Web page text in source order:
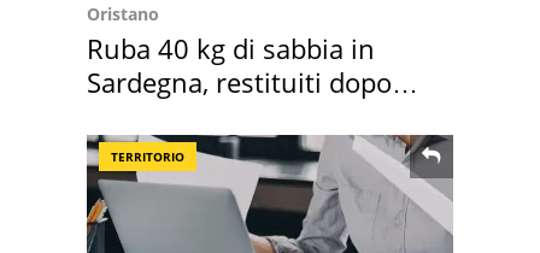
Oristano
Ruba 40 kg di sabbia in
Sardegna, restituiti dopo
TERRITORIO